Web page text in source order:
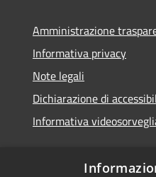
Amministrazione
Informativa privacy
Note legali
Dichiarazione di
Informativa